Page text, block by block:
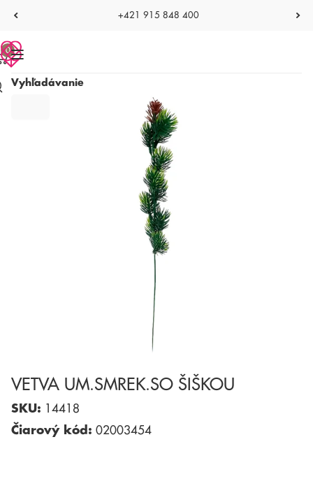
+421 915 848 400
Vyhľadávanie
0
VETVA UM.SMREK.SO ŠIŠKOU
SKU: 14418
Čiarový kód: 02003454